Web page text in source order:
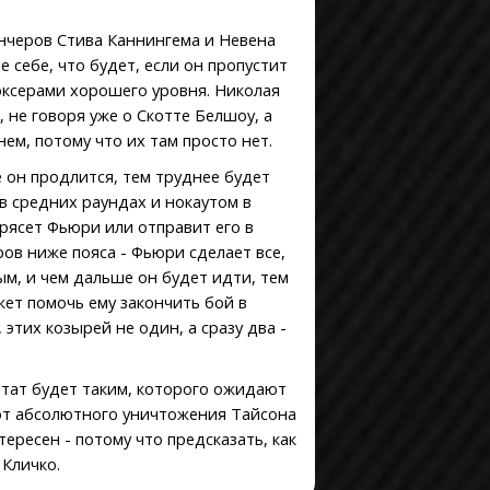
04.12.1999
KO
12.11.1999
25.09.1999
T KO
17.07.1999
RTD
22.05.1999
T KO
24.04.1999
T KO
05.12.1998
T KO
14.11.1998
KO
03.10.1998
T KO
19.09.1998
KO
06.08.1998
T KO
10.07.1998
KO
23.05.1998
14.03.1998
UD
20.12.1997
T KO
13.12.1997
T KO
06.12.1997
T KO
Стива Каннингема и Невена
что будет, если он пропустит
хорошего уровня. Николая
говоря уже о Скотте Белшоу, а
потому что их там просто нет.
продлится, тем труднее будет
раундах и нокаутом в
Фьюри или отправит его в
ниже пояса - Фьюри сделает все,
и чем дальше он будет идти, тем
помочь ему закончить бой в
козырей не один, а сразу два -
будет таким, которого ожидают
абсолютного уничтожения Тайсона
- потому что предсказать, как